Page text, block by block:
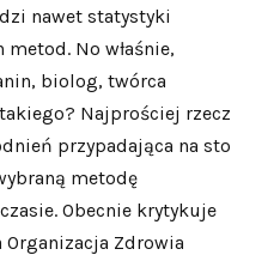
nawet statystyki
metod. No właśnie,
biolog, twórca
Najprościej rzecz
przypadająca na sto
metodę
Obecnie krytykuje
Zdrowia